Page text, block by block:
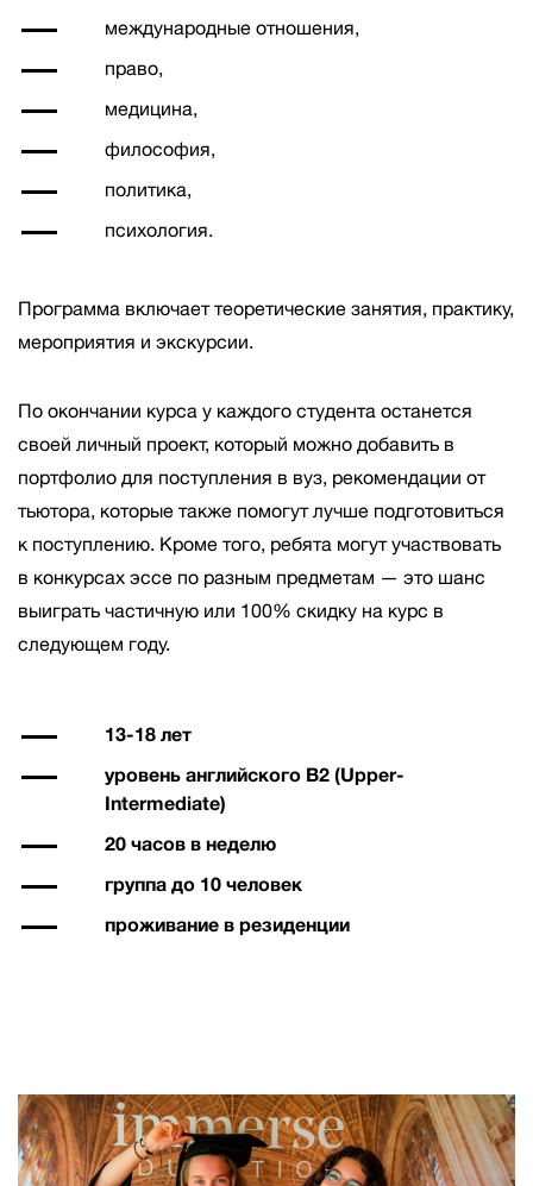
международные отношения,
право,
медицина,
философия,
политика,
психология.
Программа включает теоретические занятия, практику,
мероприятия и экскурсии.
По окончании курса у каждого студента останется
своей личный проект, который можно добавить в
портфолио для поступления в вуз, рекомендации от
тьютора, которые также помогут лучше подготовиться
к поступлению. Кроме того, ребята могут участвовать
в конкурсах эссе по разным предметам — это шанс
выиграть частичную или 100% скидку на курс в
следующем году.
13-18 лет
уровень английского B2 (Upper-
Intermediate)
20 часов в неделю
группа до 10 человек
проживание в резиденции